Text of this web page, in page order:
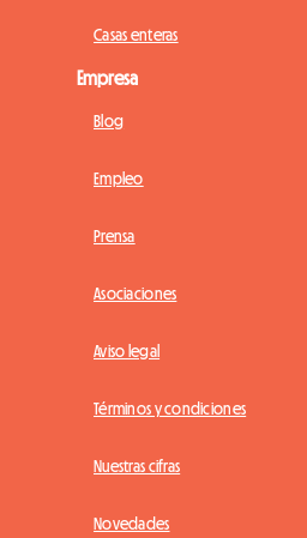
Casas enteras
Empresa
Blog
Empleo
Prensa
Asociaciones
Aviso legal
Términos y condiciones
Nuestras cifras
Novedades